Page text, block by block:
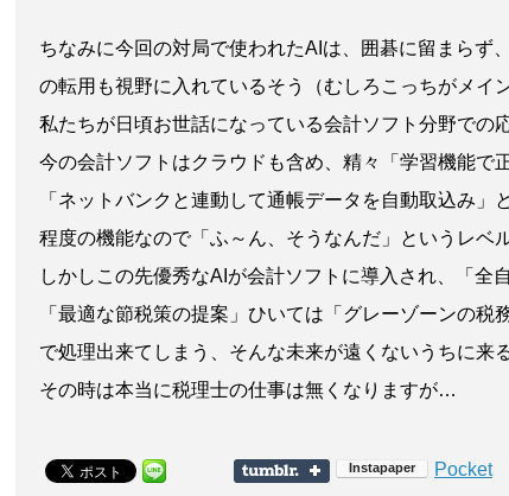
ちなみに今回の対局で使われたAIは、囲碁に留まらず
の転用も視野に入れているそう（むしろこっちがメイン
私たちが日頃お世話になっている会計ソフト分野での
今の会計ソフトはクラウドも含め、精々「学習機能で
「ネットバンクと連動して通帳データを自動取込み」
程度の機能なので「ふ～ん、そうなんだ」というレベル
しかしこの先優秀なAIが会計ソフトに導入され、「全
「最適な節税策の提案」ひいては「グレーゾーンの税
で処理出来てしまう、そんな未来が遠くないうちに来
その時は本当に税理士の仕事は無くなりますが…
Pocket